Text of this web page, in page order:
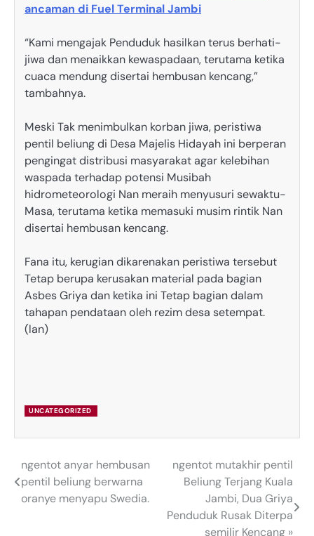
ancaman di Fuel Terminal Jambi
“Kami mengajak Penduduk hasilkan terus berhati-
jiwa dan menaikkan kewaspadaan, terutama ketika
cuaca mendung disertai hembusan kencang,”
tambahnya.
Meski Tak menimbulkan korban jiwa, peristiwa
pentil beliung di Desa Majelis Hidayah ini berperan
pengingat distribusi masyarakat agar kelebihan
waspada terhadap potensi Musibah
hidrometeorologi Nan meraih menyusuri sewaktu-
Masa, terutama ketika memasuki musim rintik Nan
disertai hembusan kencang.
Fana itu, kerugian dikarenakan peristiwa tersebut
Tetap berupa kerusakan material pada bagian
Asbes Griya dan ketika ini Tetap bagian dalam
tahapan pendataan oleh rezim desa setempat.
(lan)
UNCATEGORIZED
Post
navigation
ngentot anyar hembusan
pentil beliung berwarna
oranye menyapu Swedia.
ngentot mutakhir pentil
Beliung Terjang Kuala
Jambi, Dua Griya
Penduduk Rusak Diterpa
semilir Kencang »